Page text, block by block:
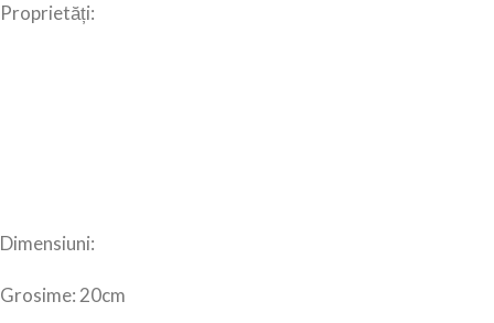
Proprietăți:
Dimensiuni:
Grosime: 20cm